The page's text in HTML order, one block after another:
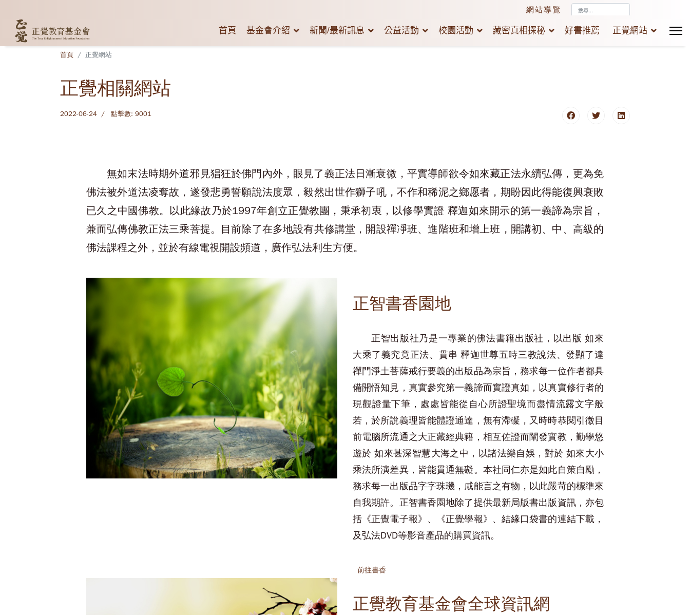
網站導覽
尋...
首頁 基金會介紹 新聞/最新訊息 公益活動 校園活動 藏密真相探秘 好書推薦 正覺網站
首頁 正覺網站
正覺相關網站
2022-06-24 點擊數: 9001
無如末法時期外道邪見猖狂於佛門內外，眼見了義正法日漸衰微，平實導師欲令如來藏正法永續弘傳，更為免
佛法被外道法凌奪故，遂發悲勇誓願說法度眾，毅然出世作獅子吼，不作和稀泥之鄉愿者，期盼因此得能復興衰敗
已久之中國佛教。以此緣故乃於1997年創立正覺教團，秉承初衷，以修學實證 釋迦如來開示的第一義諦為宗旨，
兼而弘傳佛教正法三乘菩提。目前除了在多地設有共修講堂，開設禪凈班、進階班和增上班，開講初、中、高級的
佛法課程之外，並於有線電視開設頻道，廣作弘法利生方便。
正智書香園地
正智出版社乃是一專業的佛法書籍出版社，以出版 如來
大乘了義究竟正法、貫串 釋迦世尊五時三教說法、發顯了達
禪門淨土菩薩戒行要義的出版品為宗旨，務求每一位作者都具
備開悟知見，真實參究第一義諦而實證真如，以真實修行者的
現觀證量下筆，處處皆能從自心所證聖境而盡情流露文字般
若，於所說義理皆能體證通達，無有滯礙，又時時恭閱引徵目
前電腦所流通之大正藏經典籍，相互佐證而闡發實教，勤學悠
遊於 如來甚深智慧大海之中，以諸法樂自娛，對於 如來大小
乘法所演差異，皆能貫通無礙。本社同仁亦是如此自策自勵，
務求每一出版品字字珠璣，咸能言之有物，以此嚴苛的標準來
自我期許。正智書香園地除了提供最新局版書出版資訊，亦包
括《正覺電子報》、《正覺學報》、結緣口袋書的連結下載，
及弘法DVD等影音產品的購買資訊。
前往書香
正覺教育基金會全球資訊網